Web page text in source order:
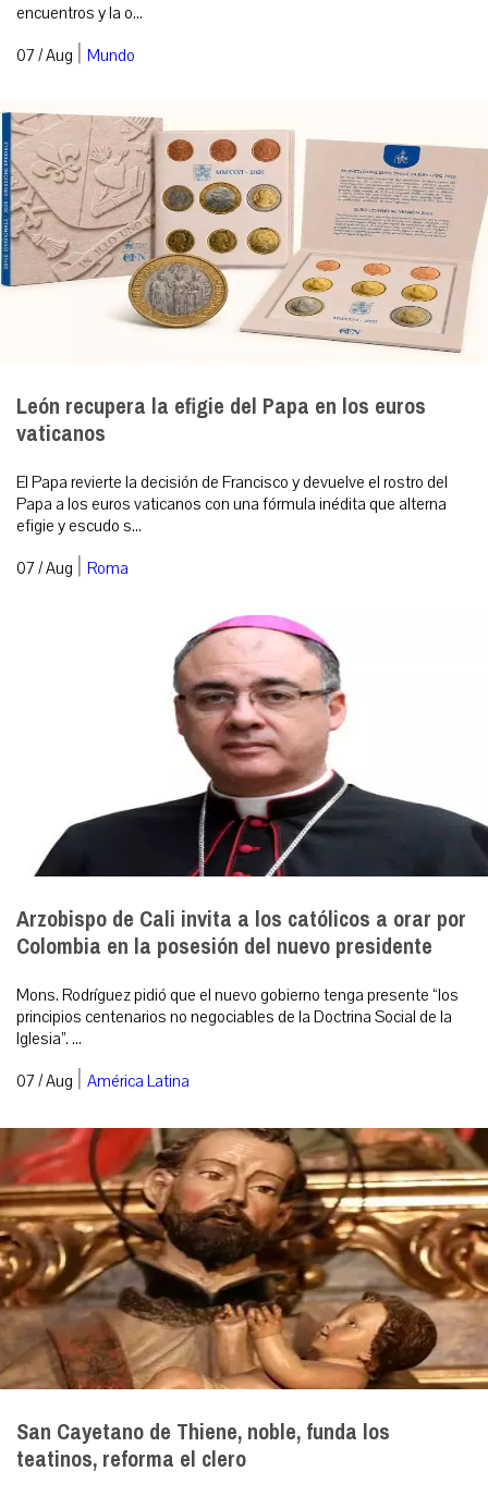
encuentros y la o...
07 / Aug | Mundo
León recupera la efigie del Papa en los euros
vaticanos
El Papa revierte la decisión de Francisco y devuelve el rostro del
Papa a los euros vaticanos con una fórmula inédita que alterna
efigie y escudo s...
07 / Aug | Roma
Arzobispo de Cali invita a los católicos a orar por
Colombia en la posesión del nuevo presidente
Mons. Rodríguez pidió que el nuevo gobierno tenga presente “los
principios centenarios no negociables de la Doctrina Social de la
Iglesia”. ...
07 / Aug | América Latina
San Cayetano de Thiene, noble, funda los
teatinos, reforma el clero